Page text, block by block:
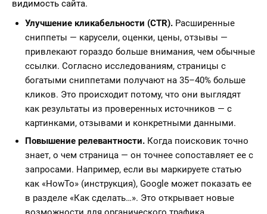
видимость сайта.
Улучшение кликабельности (CTR). Расширенные
сниппеты — карусели, оценки, цены, отзывы —
привлекают гораздо больше внимания, чем обычные
ссылки. Согласно исследованиям, страницы с
богатыми сниппетами получают на 35–40% больше
кликов. Это происходит потому, что они выглядят
как результаты из проверенных источников — с
картинками, отзывами и конкретными данными.
Повышение релевантности. Когда поисковик точно
знает, о чем страница — он точнее сопоставляет ее с
запросами. Например, если вы маркируете статью
как «HowTo» (инструкция), Google может показать ее
в разделе «Как сделать…». Это открывает новые